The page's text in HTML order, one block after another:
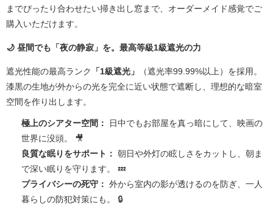
までぴったり合わせたい掃き出し窓まで、オーダーメイド感覚でご
購入いただけます。
🌙 昼間でも「夜の静寂」を。最高等級1級遮光の力
遮光性能の最高ランク 「1級遮光」
（遮光率99.99%以上）を採用。
漆黒の生地が外からの光を完全に近い状態で遮断し、理想的な暗室
空間を作り出します。
極上のシアター空間：
日中でもお部屋を真っ暗にして、映画の
世界に没頭。 🎥
良質な眠りをサポート： 朝日や外灯の眩しさをカットし、朝ま
で深い眠りを守ります。 💤
プライバシーの死守： 外から室内の影が透けるのを防ぎ、一人
暮らしの防犯対策にも。 🔒